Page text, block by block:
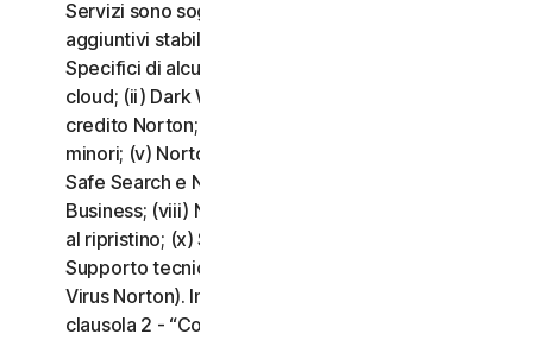
Servizi sono soggetti a termini e condizioni
aggiuntivi stabiliti nella clausola 4 - “Termini
Specifici di alcuni Servizi” del CLS: (i) Backup nel
cloud; (ii) Dark Web Monitoring; (iii) Portale del
credito Norton; (iv) Norton Family e Protezione
minori; (v) Norton Password Manager; (vi) Norton
Safe Search e Norton Safe Web; (vii) Norton Small
Business; (viii) Norton VPN; (ix) Servizi di supporto
al ripristino; (x) Social Media Monitoring e (xi)
Supporto tecnico (inclusa la Promessa Protezione
Virus Norton). In caso di conflitto o incoerenza tra la
clausola 2 - “Condizioni Generali del Servizio” e la